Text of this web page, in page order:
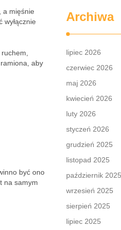
a mięśnie
wyłącznie
aby
być ono
na samym
Archiwa
lipiec 2026
czerwiec 2026
maj 2026
kwiecień 2026
luty 2026
styczeń 2026
grudzień 2025
listopad 2025
październik 2025
wrzesień 2025
sierpień 2025
lipiec 2025